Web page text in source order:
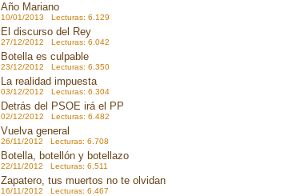
Año Mariano
10/01/2013 Lecturas: 6.129
El discurso del Rey
27/12/2012 Lecturas: 6.042
Botella es culpable
23/12/2012 Lecturas: 6.350
La realidad impuesta
03/12/2012 Lecturas: 6.304
Detrás del PSOE irá el PP
02/12/2012 Lecturas: 6.482
Vuelva general
26/11/2012 Lecturas: 6.708
Botella, botellón y botellazo
22/11/2012 Lecturas: 6.511
Zapatero, tus muertos no te olvidan
16/11/2012 Lecturas: 6.467